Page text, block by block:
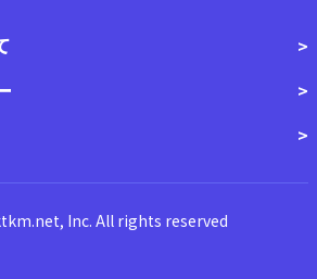
Inc. All rights reserved